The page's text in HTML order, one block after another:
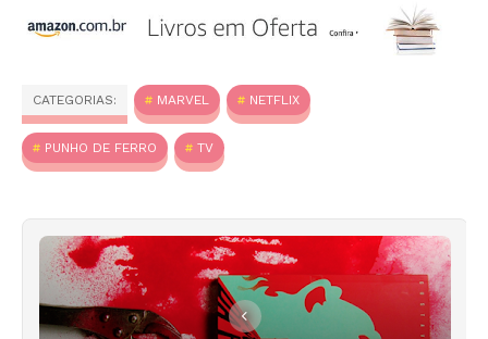
CATEGORIAS: MARVEL NETFLIX
PUNHO DE FERRO TV